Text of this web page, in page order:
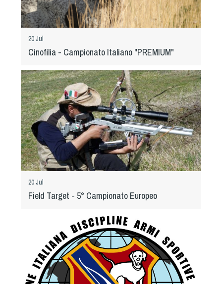
20 Jul
Cinofilia - Campionato Italiano "PREMIUM"
20 Jul
Field Target - 5° Campionato Europeo
Ipo Delta
Freestyle
Sleddog